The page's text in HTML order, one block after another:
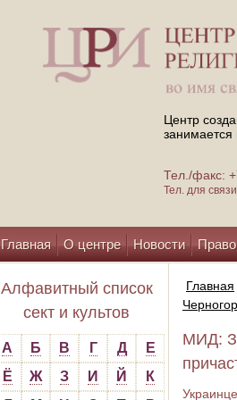
Центр
занимается
Тел./
Тел. для
Главная О центре Новости Право
Помощь центру
Алфавитный список
сект и культов
А Б В Г Д
Е
Ё
Ж З И Й
К
Главная
МИД: